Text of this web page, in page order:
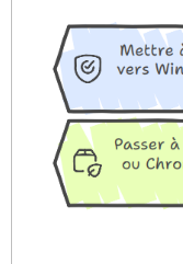
bureau dès qu’un
Lorsqu’il est retiré,